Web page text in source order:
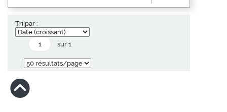
Tri par :
sur 1